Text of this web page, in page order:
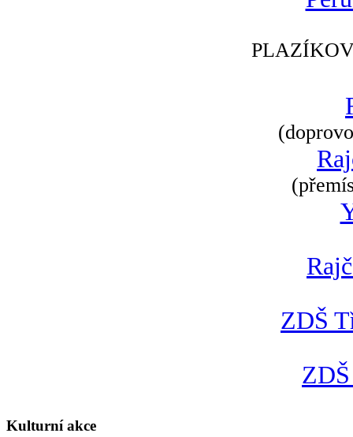
ZDŠ
Kulturní akce